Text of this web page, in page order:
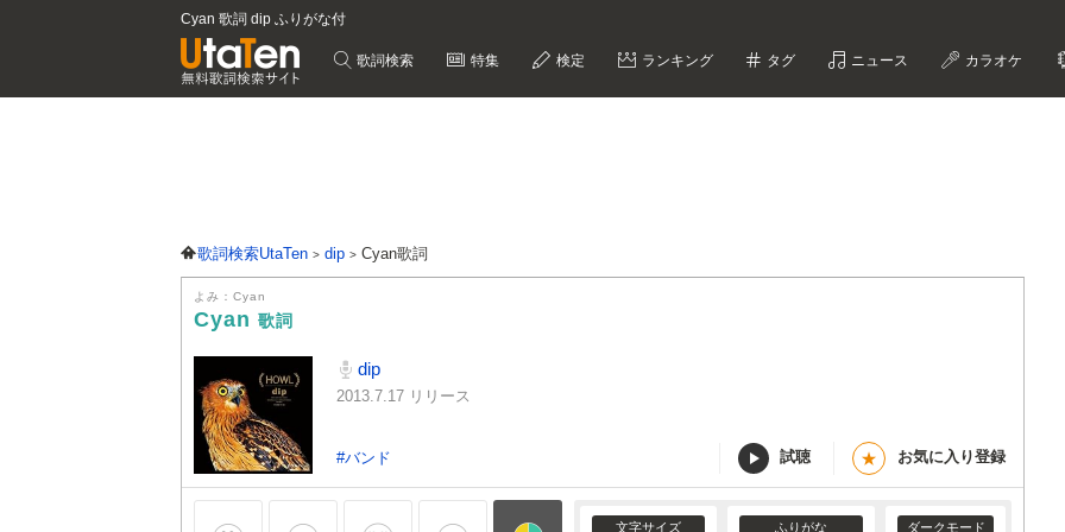
Cyan 歌詞 dip ふりがな付
歌詞検索 特集 検定 ランキング タグ ニュース カラオケ
歌詞検索UtaTen dip Cyan歌詞
よみ：Cyan
Cyan 歌詞
dip
2013.7.17 リリース
#バンド 試聴 ★ お気に入り登録
文字サイズ ふりがな ダークモード